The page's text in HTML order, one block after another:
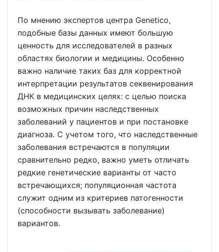
По мнению экспертов центра Genetico,
подобные базы данных имеют большую
ценность для исследователей в разных
областях биологии и медицины. Особенно
важно наличие таких баз для корректной
интерпретации результатов секвенирования
ДНК в медицинских целях: с целью поиска
возможных причин наследственных
заболеваний у пациентов и при постановке
диагноза. С учетом того, что наследственные
заболевания встречаются в популяции
сравнительно редко, важно уметь отличать
редкие генетические варианты от часто
встречающихся; популяционная частота
служит одним из критериев патогенности
(способности вызывать заболевание)
вариантов.